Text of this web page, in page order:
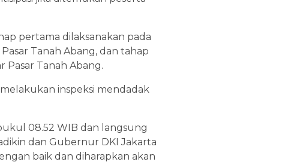
pertama dilaksanakan pada
Tanah Abang, dan tahap
Pasar Tanah Abang.
inspeksi mendadak
08.52 WIB dan langsung
dan Gubernur DKI Jakarta
baik dan diharapkan akan